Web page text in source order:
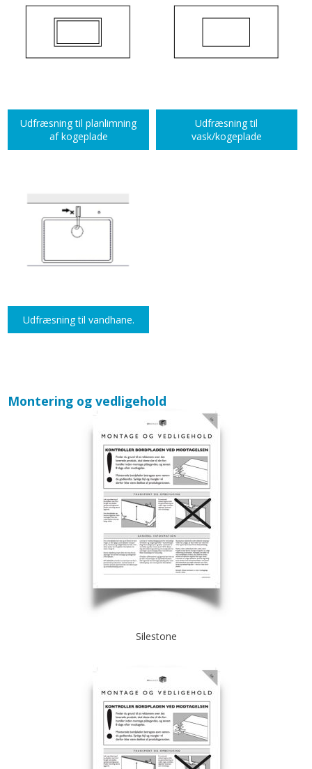
Udfræsning til planlimning
af kogeplade
Udfræsning til
vask/kogeplade
Udfræsning til vandhane.
Montering og vedligehold
Silestone